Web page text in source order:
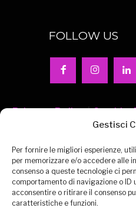
Gestisci
Per fornire le migliori esperienze,
per memorizzare e/o accedere alle
consenso a queste tecnologie ci
comportamento di navigazione o ID
acconsentire o ritirare il consenso
caratteristiche e funzioni.
FOLLOW US
Privacy-Policy|Cookie-
CONTATTACI EXPO